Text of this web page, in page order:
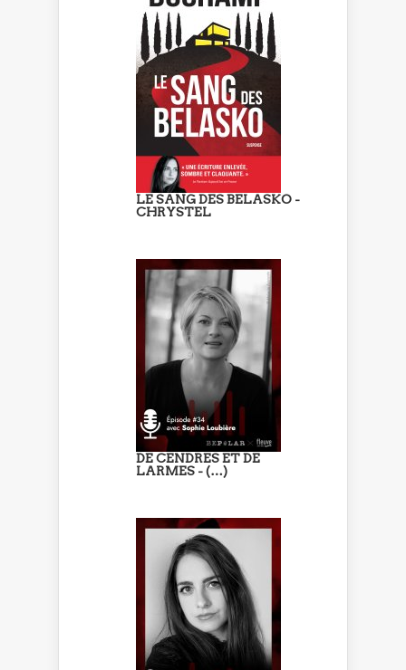
LE SANG DES BELASKO -
CHRYSTEL
DE CENDRES ET DE
LARMES - (…)